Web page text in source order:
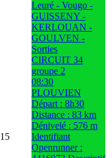
15
Leuré - Vougo -
GUISSENY -
KERLOUAN -
GOULVEN -
Sorties
CIRCUIT 34
groupe 2
08:30
PLOUVIEN
Départ : 8h30
Distance : 83 km
Dénivelé : 576 m
Identifiant
Openrunner :